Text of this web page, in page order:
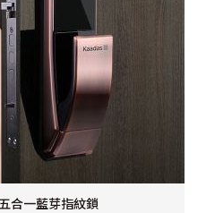
合一藍芽指紋鎖